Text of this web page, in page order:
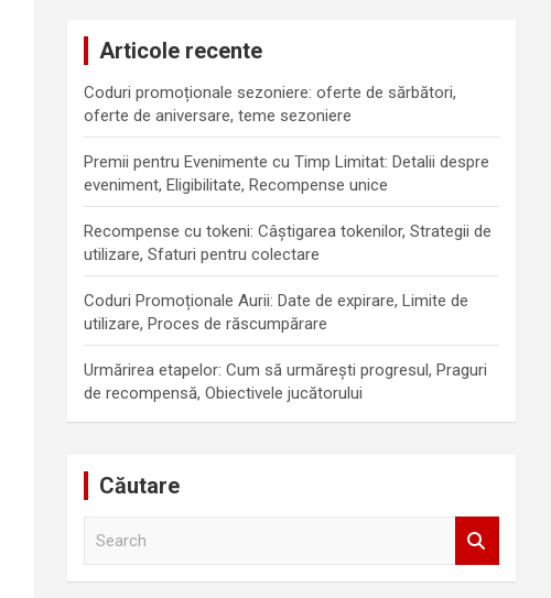
Articole recente
Coduri promoționale sezoniere: oferte de sărbători,
oferte de aniversare, teme sezoniere
Premii pentru Evenimente cu Timp Limitat: Detalii despre
eveniment, Eligibilitate, Recompense unice
Recompense cu tokeni: Câștigarea tokenilor, Strategii de
utilizare, Sfaturi pentru colectare
Coduri Promoționale Aurii: Date de expirare, Limite de
utilizare, Proces de răscumpărare
Urmărirea etapelor: Cum să urmărești progresul, Praguri
de recompensă, Obiectivele jucătorului
Căutare